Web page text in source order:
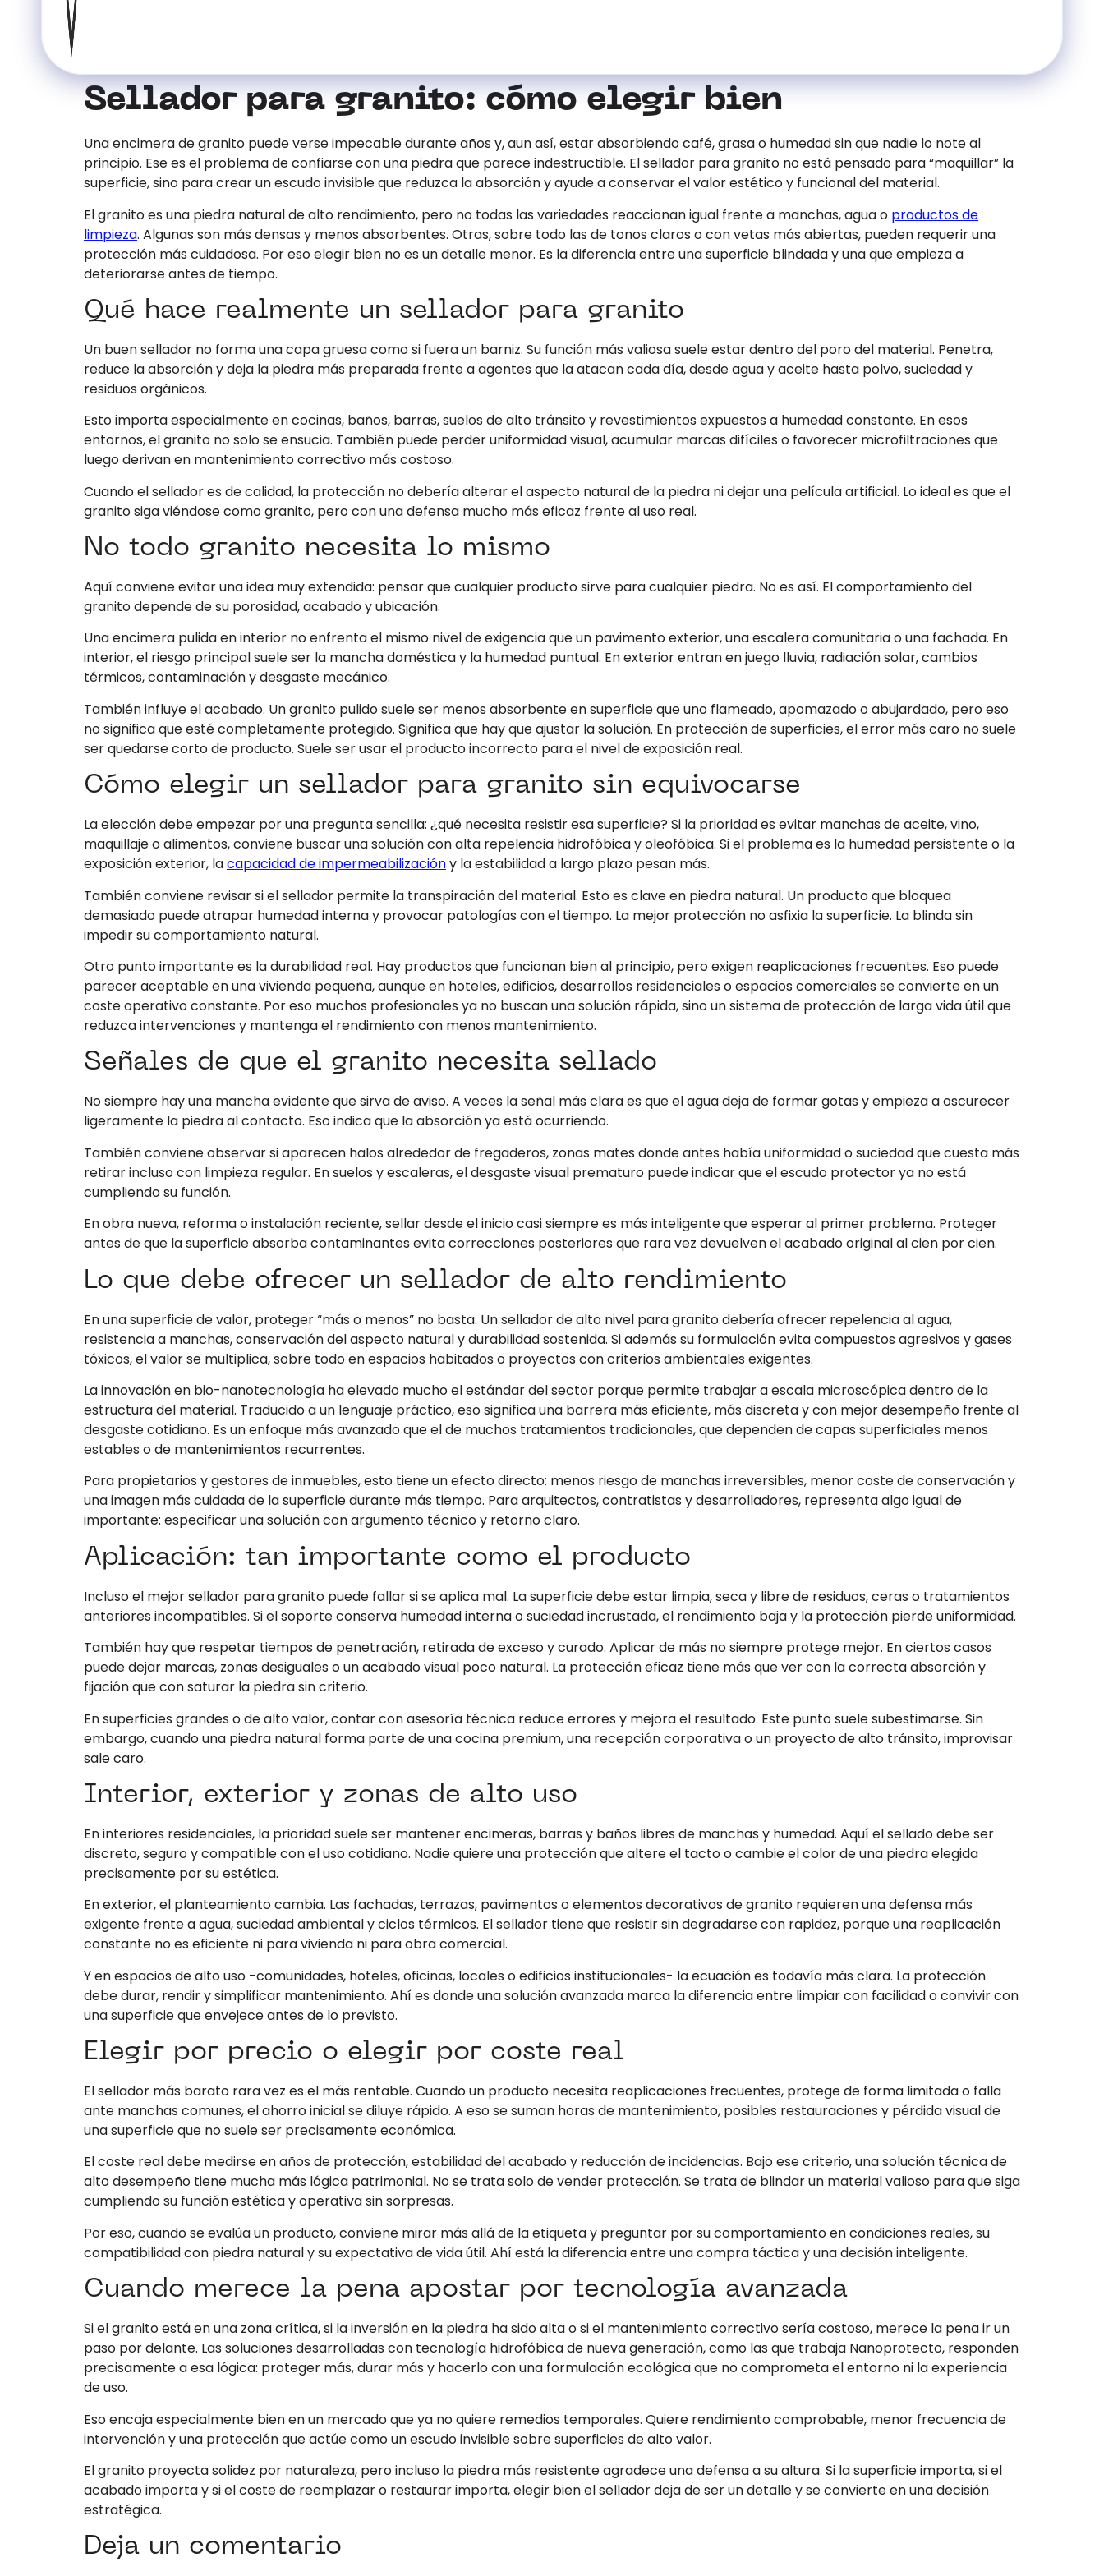
Sellador para granito: cómo elegir bien
Una encimera de granito puede verse impecable durante años y, aun así, estar absorbiendo café, grasa o humedad sin que nadie lo note al
principio. Ese es el problema de confiarse con una piedra que parece indestructible. El sellador para granito no está pensado para “maquillar” la
superficie, sino para crear un escudo invisible que reduzca la absorción y ayude a conservar el valor estético y funcional del material.
El granito es una piedra natural de alto rendimiento, pero no todas las variedades reaccionan igual frente a manchas, agua o productos de
limpieza. Algunas son más densas y menos absorbentes. Otras, sobre todo las de tonos claros o con vetas más abiertas, pueden requerir una
protección más cuidadosa. Por eso elegir bien no es un detalle menor. Es la diferencia entre una superficie blindada y una que empieza a
deteriorarse antes de tiempo.
Qué hace realmente un sellador para granito
Un buen sellador no forma una capa gruesa como si fuera un barniz. Su función más valiosa suele estar dentro del poro del material. Penetra,
reduce la absorción y deja la piedra más preparada frente a agentes que la atacan cada día, desde agua y aceite hasta polvo, suciedad y
residuos orgánicos.
Esto importa especialmente en cocinas, baños, barras, suelos de alto tránsito y revestimientos expuestos a humedad constante. En esos
entornos, el granito no solo se ensucia. También puede perder uniformidad visual, acumular marcas difíciles o favorecer microfiltraciones que
luego derivan en mantenimiento correctivo más costoso.
Cuando el sellador es de calidad, la protección no debería alterar el aspecto natural de la piedra ni dejar una película artificial. Lo ideal es que el
granito siga viéndose como granito, pero con una defensa mucho más eficaz frente al uso real.
No todo granito necesita lo mismo
Aquí conviene evitar una idea muy extendida: pensar que cualquier producto sirve para cualquier piedra. No es así. El comportamiento del
granito depende de su porosidad, acabado y ubicación.
Una encimera pulida en interior no enfrenta el mismo nivel de exigencia que un pavimento exterior, una escalera comunitaria o una fachada. En
interior, el riesgo principal suele ser la mancha doméstica y la humedad puntual. En exterior entran en juego lluvia, radiación solar, cambios
térmicos, contaminación y desgaste mecánico.
También influye el acabado. Un granito pulido suele ser menos absorbente en superficie que uno flameado, apomazado o abujardado, pero eso
no significa que esté completamente protegido. Significa que hay que ajustar la solución. En protección de superficies, el error más caro no suele
ser quedarse corto de producto. Suele ser usar el producto incorrecto para el nivel de exposición real.
Cómo elegir un sellador para granito sin equivocarse
La elección debe empezar por una pregunta sencilla: ¿qué necesita resistir esa superficie? Si la prioridad es evitar manchas de aceite, vino,
maquillaje o alimentos, conviene buscar una solución con alta repelencia hidrofóbica y oleofóbica. Si el problema es la humedad persistente o la
exposición exterior, lacapacidad de impermeabilizacióny la estabilidad a largo plazo pesan más.
También conviene revisar si el sellador permite la transpiración del material. Esto es clave en piedra natural. Un producto que bloquea
demasiado puede atrapar humedad interna y provocar patologías con el tiempo. La mejor protección no asfixia la superficie. La blinda sin
impedir su comportamiento natural.
Otro punto importante es la durabilidad real. Hay productos que funcionan bien al principio, pero exigen reaplicaciones frecuentes. Eso puede
parecer aceptable en una vivienda pequeña, aunque en hoteles, edificios, desarrollos residenciales o espacios comerciales se convierte en un
coste operativo constante. Por eso muchos profesionales ya no buscan una solución rápida, sino un sistema de protección de larga vida útil que
reduzca intervenciones y mantenga el rendimiento con menos mantenimiento.
Señales de que el granito necesita sellado
No siempre hay una mancha evidente que sirva de aviso. A veces la señal más clara es que el agua deja de formar gotas y empieza a oscurecer
ligeramente la piedra al contacto. Eso indica que la absorción ya está ocurriendo.
También conviene observar si aparecen halos alrededor de fregaderos, zonas mates donde antes había uniformidad o suciedad que cuesta más
retirar incluso con limpieza regular. En suelos y escaleras, el desgaste visual prematuro puede indicar que el escudo protector ya no está
cumpliendo su función.
En obra nueva, reforma o instalación reciente, sellar desde el inicio casi siempre es más inteligente que esperar al primer problema. Proteger
antes de que la superficie absorba contaminantes evita correcciones posteriores que rara vez devuelven el acabado original al cien por cien.
Lo que debe ofrecer un sellador de alto rendimiento
En una superficie de valor, proteger “más o menos” no basta. Un sellador de alto nivel para granito debería ofrecer repelencia al agua,
resistencia a manchas, conservación del aspecto natural y durabilidad sostenida. Si además su formulación evita compuestos agresivos y gases
tóxicos, el valor se multiplica, sobre todo en espacios habitados o proyectos con criterios ambientales exigentes.
La innovación en bio-nanotecnología ha elevado mucho el estándar del sector porque permite trabajar a escala microscópica dentro de la
estructura del material. Traducido a un lenguaje práctico, eso significa una barrera más eficiente, más discreta y con mejor desempeño frente al
desgaste cotidiano. Es un enfoque más avanzado que el de muchos tratamientos tradicionales, que dependen de capas superficiales menos
estables o de mantenimientos recurrentes.
Para propietarios y gestores de inmuebles, esto tiene un efecto directo: menos riesgo de manchas irreversibles, menor coste de conservación y
una imagen más cuidada de la superficie durante más tiempo. Para arquitectos, contratistas y desarrolladores, representa algo igual de
importante: especificar una solución con argumento técnico y retorno claro.
Aplicación: tan importante como el producto
Incluso el mejor sellador para granito puede fallar si se aplica mal. La superficie debe estar limpia, seca y libre de residuos, ceras o tratamientos
anteriores incompatibles. Si el soporte conserva humedad interna o suciedad incrustada, el rendimiento baja y la protección pierde uniformidad.
También hay que respetar tiempos de penetración, retirada de exceso y curado. Aplicar de más no siempre protege mejor. En ciertos casos
puede dejar marcas, zonas desiguales o un acabado visual poco natural. La protección eficaz tiene más que ver con la correcta absorción y
fijación que con saturar la piedra sin criterio.
En superficies grandes o de alto valor, contar con asesoría técnica reduce errores y mejora el resultado. Este punto suele subestimarse. Sin
embargo, cuando una piedra natural forma parte de una cocina premium, una recepción corporativa o un proyecto de alto tránsito, improvisar
sale caro.
Interior, exterior y zonas de alto uso
En interiores residenciales, la prioridad suele ser mantener encimeras, barras y baños libres de manchas y humedad. Aquí el sellado debe ser
discreto, seguro y compatible con el uso cotidiano. Nadie quiere una protección que altere el tacto o cambie el color de una piedra elegida
precisamente por su estética.
En exterior, el planteamiento cambia. Las fachadas, terrazas, pavimentos o elementos decorativos de granito requieren una defensa más
exigente frente a agua, suciedad ambiental y ciclos térmicos. El sellador tiene que resistir sin degradarse con rapidez, porque una reaplicación
constante no es eficiente ni para vivienda ni para obra comercial.
Y en espacios de alto uso -comunidades, hoteles, oficinas, locales o edificios institucionales- la ecuación es todavía más clara. La protección
debe durar, rendir y simplificar mantenimiento. Ahí es donde una solución avanzada marca la diferencia entre limpiar con facilidad o convivir con
una superficie que envejece antes de lo previsto.
Elegir por precio o elegir por coste real
El sellador más barato rara vez es el más rentable. Cuando un producto necesita reaplicaciones frecuentes, protege de forma limitada o falla
ante manchas comunes, el ahorro inicial se diluye rápido. A eso se suman horas de mantenimiento, posibles restauraciones y pérdida visual de
una superficie que no suele ser precisamente económica.
El coste real debe medirse en años de protección, estabilidad del acabado y reducción de incidencias. Bajo ese criterio, una solución técnica de
alto desempeño tiene mucha más lógica patrimonial. No se trata solo de vender protección. Se trata de blindar un material valioso para que siga
cumpliendo su función estética y operativa sin sorpresas.
Por eso, cuando se evalúa un producto, conviene mirar más allá de la etiqueta y preguntar por su comportamiento en condiciones reales, su
compatibilidad con piedra natural y su expectativa de vida útil. Ahí está la diferencia entre una compra táctica y una decisión inteligente.
Cuando merece la pena apostar por tecnología avanzada
Si el granito está en una zona crítica, si la inversión en la piedra ha sido alta o si el mantenimiento correctivo sería costoso, merece la pena ir un
paso por delante. Las soluciones desarrolladas con tecnología hidrofóbica de nueva generación, como las que trabaja Nanoprotecto, responden
precisamente a esa lógica: proteger más, durar más y hacerlo con una formulación ecológica que no comprometa el entorno ni la experiencia
de uso.
Eso encaja especialmente bien en un mercado que ya no quiere remedios temporales. Quiere rendimiento comprobable, menor frecuencia de
intervención y una protección que actúe como un escudo invisible sobre superficies de alto valor.
El granito proyecta solidez por naturaleza, pero incluso la piedra más resistente agradece una defensa a su altura. Si la superficie importa, si el
acabado importa y si el coste de reemplazar o restaurar importa, elegir bien el sellador deja de ser un detalle y se convierte en una decisión
estratégica.
Deja un comentario